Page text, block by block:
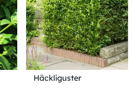
Häckliguster